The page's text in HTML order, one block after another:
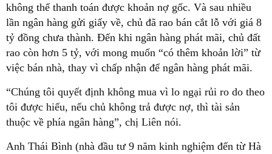
không thể thanh toán được khoản nợ gốc. Và sau nhiều
lần ngân hàng gửi giấy về, chủ đã rao bán cắt lỗ với giá 8
tỷ đồng chưa thành. Đến khi ngân hàng phát mãi, chủ đất
rao còn hơn 5 tỷ, với mong muốn “có thêm khoản lời” từ
việc bán nhà, thay vì chấp nhận để ngân hàng phát mãi.
“Chúng tôi quyết định không mua vì lo ngại rủi ro do theo
tôi được hiểu, nếu chủ không trả được nợ, thì tài sản
thuộc về phía ngân hàng”, chị Liên nói.
Anh Thái Bình (nhà đầu tư 9 năm kinh nghiệm đến từ Hà